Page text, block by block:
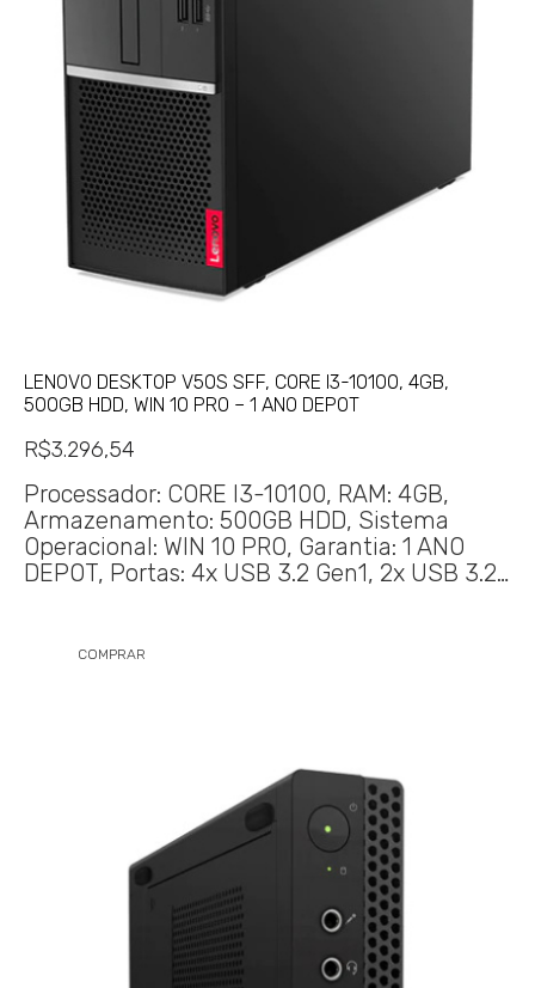
LENOVO DESKTOP V50S SFF, CORE I3-10100, 4GB,
500GB HDD, WIN 10 PRO – 1 ANO DEPOT
R$3.296,54
Processador: CORE I3-10100, RAM: 4GB,
Armazenamento: 500GB HDD, Sistema
Operacional: WIN 10 PRO, Garantia: 1 ANO
DEPOT, Portas: 4x USB 3.2 Gen1, 2x USB 3.2…
COMPRAR